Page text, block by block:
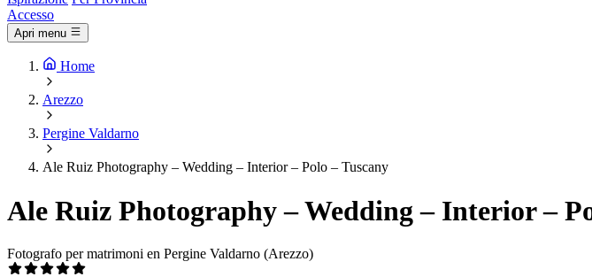
Accesso
Apri menu
Home
Arezzo
Pergine Valdarno
Ale Ruiz Photography – Wedding – Interior – Polo – Tuscany
Ale Ruiz Photography – Wedding – Interior –
Fotografo per matrimoni en Pergine Valdarno (Arezzo)